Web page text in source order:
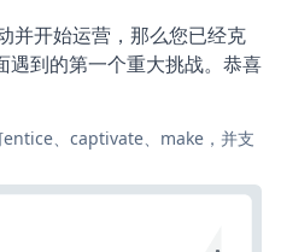
并开始运营，那么您已经克
遇到的第一个重大挑战。恭喜
、captivate、make，并支